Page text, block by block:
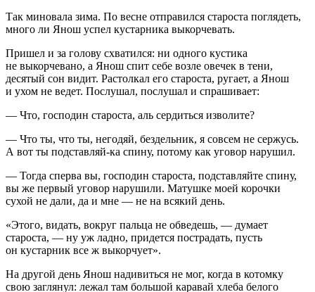
Так миновала зима. По весне отправился староста поглядеть,
много ли Янош успел кустарника выкорчевать.
Пришел и за голову схватился: ни одного кустика
не выкорчевано, а Янош спит себе возле овечек в тени,
десятый сон видит. Растолкал его староста, ругает, а Янош
и ухом не ведет. Послушал, послушал и спрашивает:
— Что, господин староста, аль сердиться изволите?
— Что ты, что ты, негодяй, бездельник, я совсем не сержусь.
А вот ты подставляй-ка спину, потому как уговор нарушил.
— Тогда сперва вы, господин староста, подставляйте спину,
вы же первый уговор нарушили. Матушке моей корочки
сухой не дали, да и мне — не на всякий день.
«Этого, видать, вокруг пальца не обведешь, — думает
староста, — ну уж ладно, придется пострадать, пусть
он кустарник все ж выкорчует».
На другой день Янош надивиться не мог, когда в котомку
свою заглянул: лежал там большой каравай хлеба белого